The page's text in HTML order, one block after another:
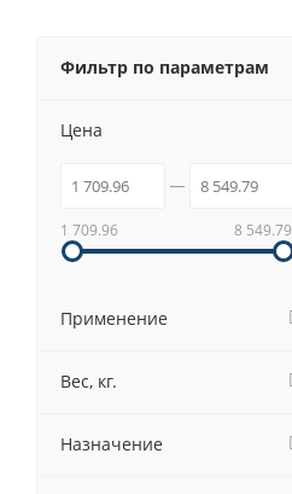
Фильтр по параметрам
Цена
1 709.96 8 549.79
Применение
Вес, кг.
Назначение